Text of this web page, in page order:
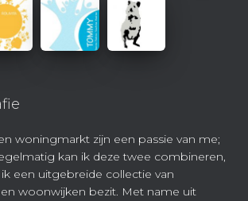
woningmarkt zijn een passie van me;
kan ik deze twee combineren,
een uitgebreide collectie van
woonwijken bezit. Met name uit